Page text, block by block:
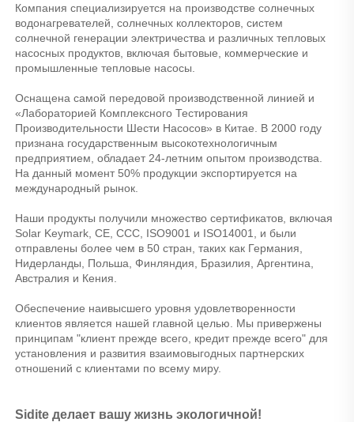
Компания специализируется на производстве солнечных
водонагревателей, солнечных коллекторов, систем
солнечной генерации электричества и различных тепловых
насосных продуктов, включая бытовые, коммерческие и
промышленные тепловые насосы.
Оснащена самой передовой производственной линией и
«Лабораторией Комплексного Тестирования
Производительности Шести Насосов» в Китае. В 2000 году
признана государственным высокотехнологичным
предприятием, обладает 24-летним опытом производства.
На данный момент 50% продукции экспортируется на
международный рынок.
Наши продукты получили множество сертификатов, включая
Solar Keymark, CE, CCC, ISO9001 и ISO14001, и были
отправлены более чем в 50 стран, таких как Германия,
Нидерланды, Польша, Финляндия, Бразилия, Аргентина,
Австралия и Кения.
Обеспечение наивысшего уровня удовлетворенности
клиентов является нашей главной целью. Мы привержены
принципам "клиент прежде всего, кредит прежде всего" для
установления и развития взаимовыгодных партнерских
отношений с клиентами по всему миру.
Sidite делает вашу жизнь экологичной!